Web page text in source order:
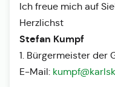
Ich freue mich auf
Herzlichst
Stefan Kumpf
1. Bürgermeister der
E-Mail: